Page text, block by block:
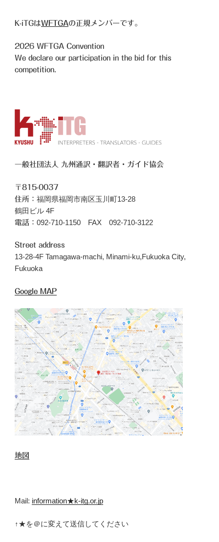
K-iTGはWFTGAの正規メンバーです。
2026 WFTGA Convention
We declare our participation in the bid for this
competition.
一般社団法人 九州通訳・翻訳者・ガイド協会
〒815-0037
住所： 福岡県福岡市南区玉川町13-28
鶴田ビル 4F
電話： 092-710-1150 FAX 092-710-3122
Street address
13-28-4F Tamagawa-machi, Minami-ku,Fukuoka City,
Fukuoka
Google MAP
地図
Mail: information★k-itg.or.jp
↑★を＠に変えて送信してください